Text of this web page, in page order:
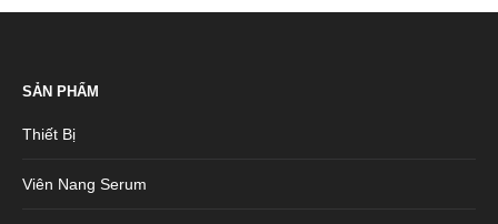
SẢN PHẨM
Thiết Bị
Viên Nang Serum